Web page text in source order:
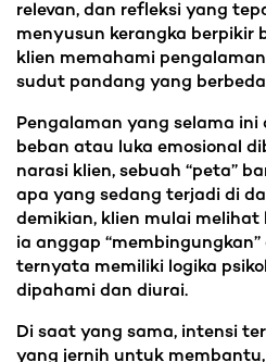
relevan, dan refleksi yang
menyusun kerangka berpikir
klien memahami
sudut pandang yang
Pengalaman yang selama ini
beban atau luka emosional
narasi klien, sebuah “peta”
apa yang sedang terjadi di
demikian, klien mulai
ia anggap
ternyata memiliki logika
dipahami dan diurai.
Di saat yang sama, intensi
yang jernih untuk